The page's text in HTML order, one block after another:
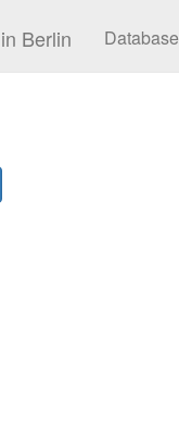
Berlin Database